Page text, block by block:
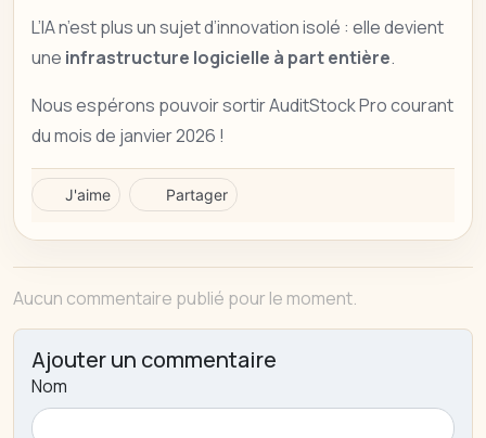
L’IA n’est plus un sujet d’innovation isolé : elle devient
une infrastructure logicielle à part entière.
Nous espérons pouvoir sortir AuditStock Pro courant
du mois de janvier 2026 !
J'aime Partager
Aucun commentaire publié pour le moment.
Ajouter un commentaire
Nom